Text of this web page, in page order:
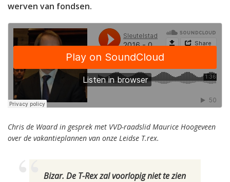
werven van fondsen.
Chris de Waard in gesprek met VVD-raadslid Maurice Hoogeveen
over de vakantieplannen van onze Leidse T.rex.
Bizar. De T-Rex zal voorlopig niet te zien